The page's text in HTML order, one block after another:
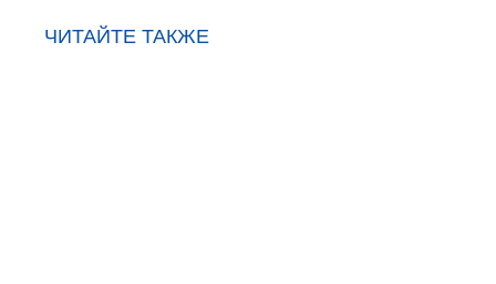
ЧИТАЙТЕ ТАКЖЕ